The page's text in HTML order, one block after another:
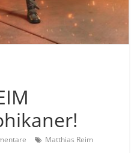
Matthias Reim